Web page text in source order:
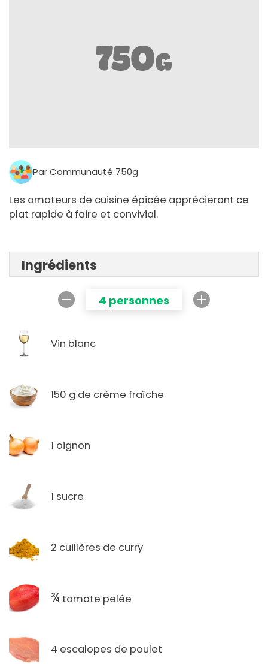
Par Communauté 750g
Les amateurs de cuisine épicée apprécieront ce
plat rapide à faire et convivial.
Ingrédients
4 personnes
Vin blanc
150 g de crème fraîche
1 oignon
1 sucre
2 cuillères de curry
¾ tomate pelée
4 escalopes de poulet